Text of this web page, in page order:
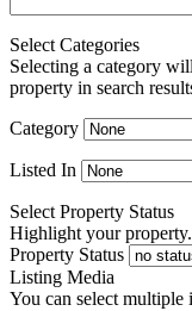
Select Categories
Selecting a category
property in search
Category
Listed In
Select Property Status
Highlight your property.
Property Status
Listing Media
You can select multiple